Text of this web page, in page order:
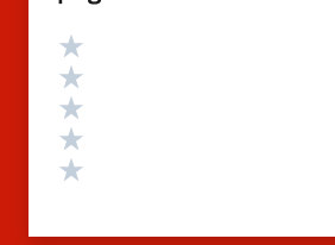
Valutazione